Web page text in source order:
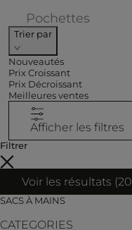
Pochettes
Trier par
Nouveautés
Prix Croissant
Prix Décroissant
Meilleures ventes
Afficher les filtres
Filtrer
Voir les résultats (20
SACS À MAINS
CATEGORIES